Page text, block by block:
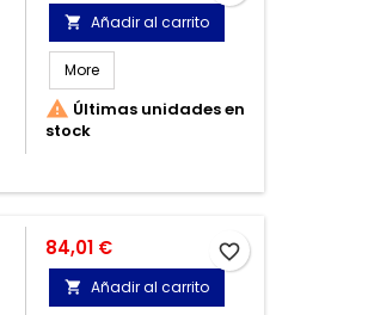
 Añadir al carrito
More
 Últimas unidades en
stock
Precio
84,01 €
 Añadir al carrito
favorite_border